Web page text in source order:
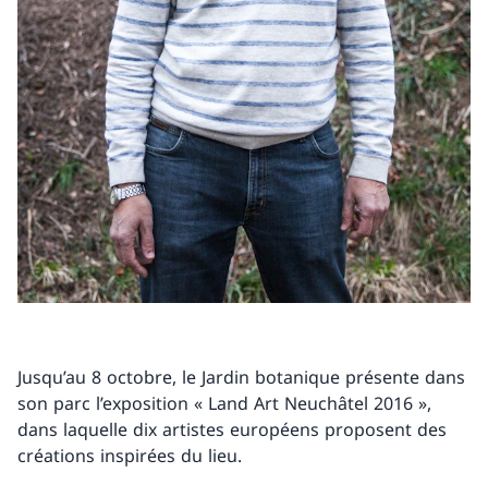
Jusqu’au 8 octobre, le Jardin botanique présente dans
son parc l’exposition « Land Art Neuchâtel 2016 »,
dans laquelle dix artistes européens proposent des
créations inspirées du lieu.